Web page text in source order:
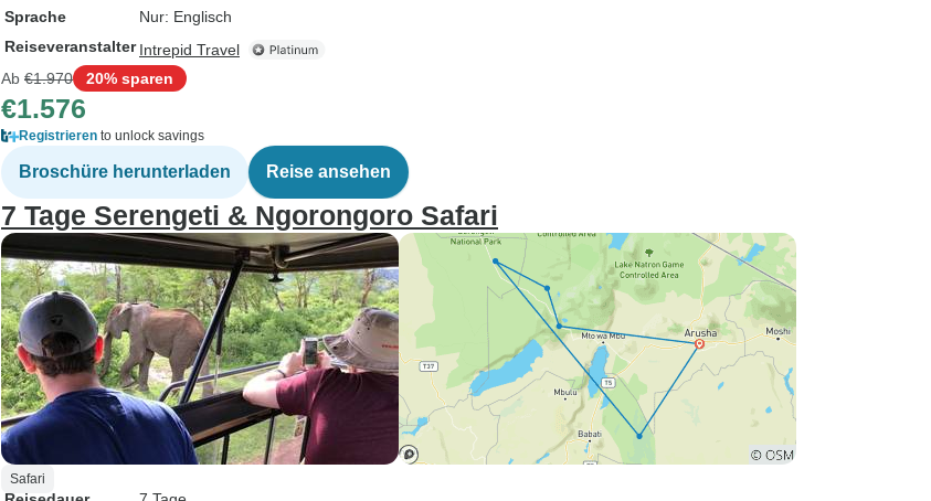
Sprache
Nur: Englisch
Reiseveranstalter Intrepid Travel
Ab €1.970 20% sparen
€1.576
Registrieren to unlock savings
Broschüre herunterladen Reise ansehen
7 Tage Serengeti & Ngorongoro Safari
Safari